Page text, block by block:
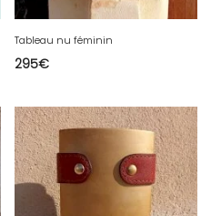
Tableau nu féminin
295€